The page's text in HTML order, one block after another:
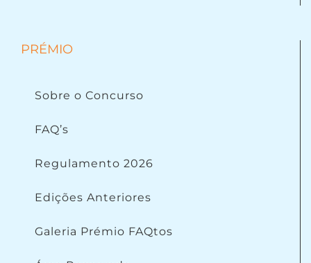
PRÉMIO
Sobre o Concurso
FAQ’s
Regulamento 2026
Edições Anteriores
Galeria Prémio FAQtos